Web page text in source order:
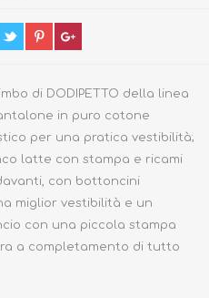
di DODIPETTO della linea
in puro cotone
per una pratica vestibilità;
latte con stampa e ricami
con bottoncini
miglior vestibilità e un
con una piccola stampa
a completamento di tutto